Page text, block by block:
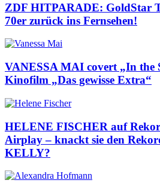
ZDF HITPARADE: GoldStar
70er zurück ins Fernsehen!
VANESSA MAI covert „In the
Kinofilm „Das gewisse Extra“
HELENE FISCHER auf
Airplay – knackt sie den
KELLY?